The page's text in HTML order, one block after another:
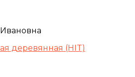
деревянная (HIT)